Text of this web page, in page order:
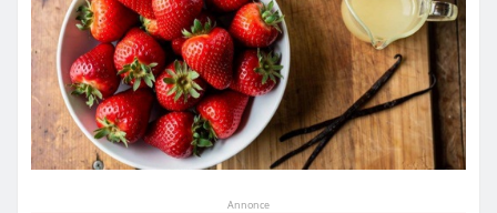
Annonce